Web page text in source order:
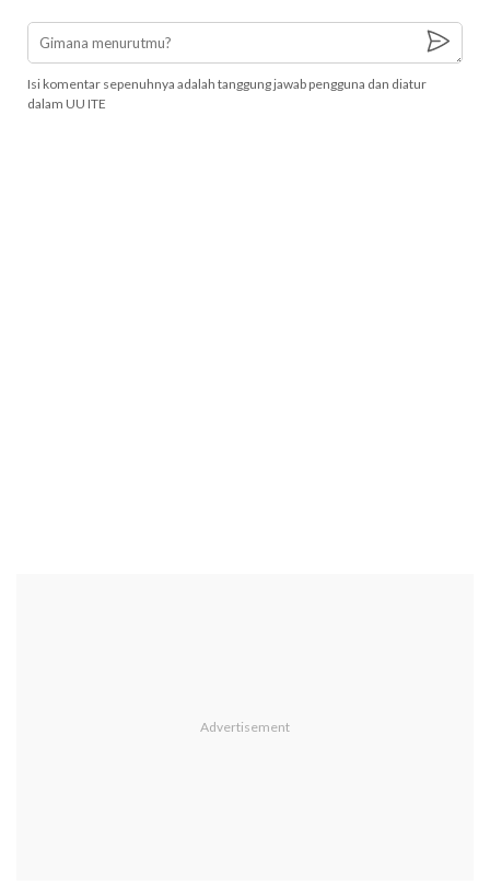
Isi komentar sepenuhnya adalah tanggung jawab pengguna dan diatur
dalam UU ITE